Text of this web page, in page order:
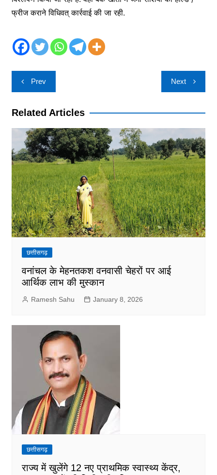
फ्रीज कराने विधिवत् कार्रवाई की जा रही.
Post
navigation
Prev Next
Related Articles
छत्तीसगढ़
वनांचल के मेहनतकश वनवासी चेहरों पर आई
आर्थिक लाभ की मुस्कान
Ramesh Sahu January 8, 2026
छत्तीसगढ़
राज्य में खुलेंगे 12 नए प्राथमिक स्वास्थ्य केंद्र,